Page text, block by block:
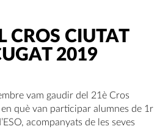
CROS CIUTAT
2019
vam gaudir del 21è Cros
què van participar alumnes de 1r
acompanyats de les seves